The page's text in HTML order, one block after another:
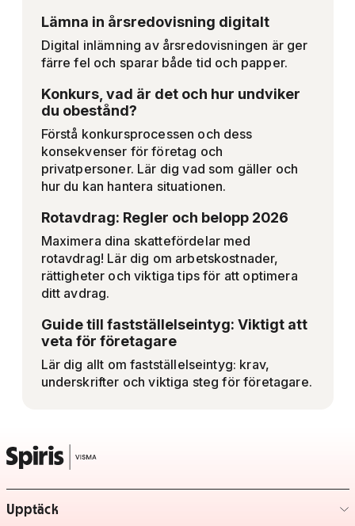
Lämna in årsredovisning digitalt
Digital inlämning av årsredovisningen är ger
färre fel och sparar både tid och papper.
Konkurs, vad är det och hur undviker
du obestånd?
Förstå konkursprocessen och dess
konsekvenser för företag och
privatpersoner. Lär dig vad som gäller och
hur du kan hantera situationen.
Rotavdrag: Regler och belopp 2026
Maximera dina skattefördelar med
rotavdrag! Lär dig om arbetskostnader,
rättigheter och viktiga tips för att optimera
ditt avdrag.
Guide till fastställelseintyg: Viktigt att
veta för företagare
Lär dig allt om fastställelseintyg: krav,
underskrifter och viktiga steg för företagare.
Upptäck
– klicka för att expandera lista